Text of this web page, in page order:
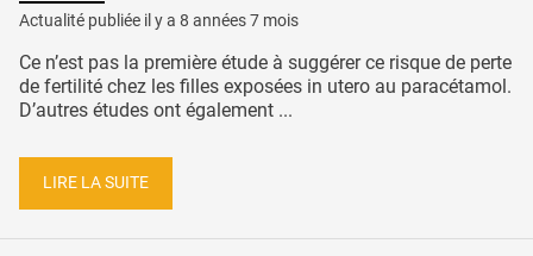
Actualité publiée il y a 8 années 7 mois
Ce n’est pas la première étude à suggérer ce risque de perte
de fertilité chez les filles exposées in utero au paracétamol.
D’autres études ont également ...
LIRE LA SUITE